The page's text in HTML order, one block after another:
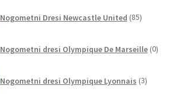
Nogometni Dresi Newcastle United 85izdelkov
Nogometni dresi Olympique De Marseille 0
Nogometni dresi Olympique Lyonnais 3izdelki